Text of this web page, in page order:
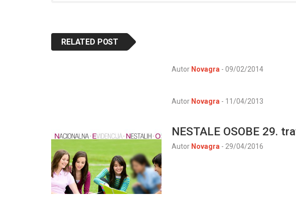
RELATED POST
Autor Novagra - 09/02/2014
Autor Novagra - 11/04/2013
NESTALE OSOBE 29.
Autor Novagra - 29/04/2016